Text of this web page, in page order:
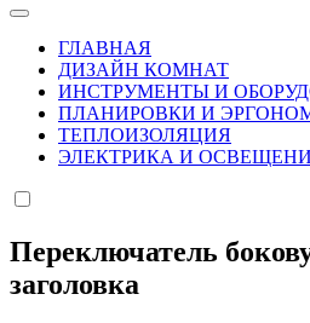
ГЛАВНАЯ
ДИЗАЙН КОМНАТ
ИНСТРУМЕНТЫ И
ПЛАНИРОВКИ И
ТЕПЛОИЗОЛЯЦИЯ
ЭЛЕКТРИКА И
Переключатель
заголовка